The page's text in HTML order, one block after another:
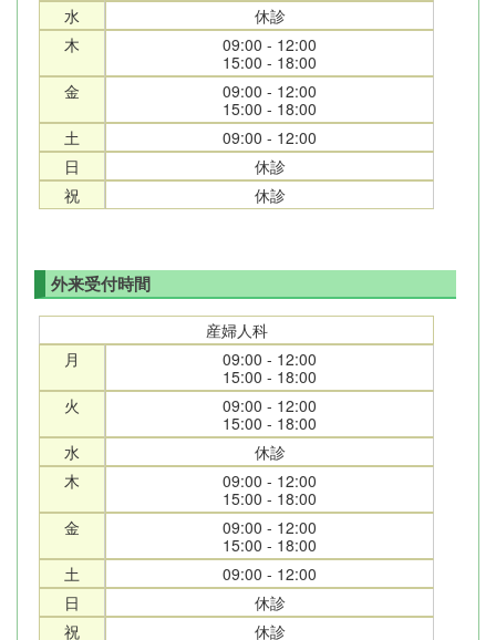
水
休診
木
09:00 - 12:00
15:00 - 18:00
金
09:00 - 12:00
15:00 - 18:00
土
09:00 - 12:00
日
休診
祝
休診
外来受付時間
産婦人科
月
09:00 - 12:00
15:00 - 18:00
火
09:00 - 12:00
15:00 - 18:00
水
休診
木
09:00 - 12:00
15:00 - 18:00
金
09:00 - 12:00
15:00 - 18:00
土
09:00 - 12:00
日
休診
祝
休診